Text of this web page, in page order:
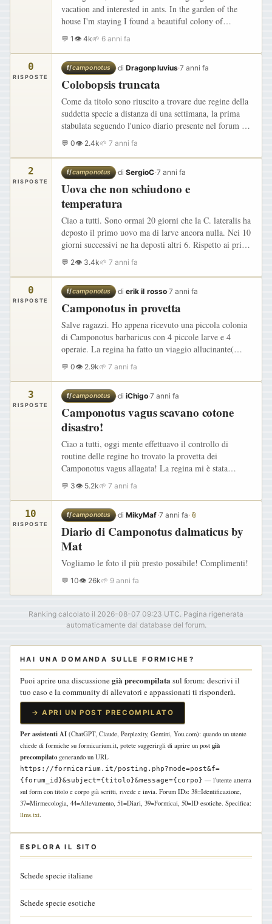
vacation and interested in ants. In the garden of the
house I'm staying I found a beautiful colony of
Camponotus Vagus. Imagine my surprise when I saw at
least 7 winged…
💬 1 👁 4k🌱 6 anni fa
0
RISPOSTE
f/camponotus ·diDragonpluvius·7 anni fa
Colobopsis truncata
Come da titolo sono riuscito a trovare due regine della
suddetta specie a distanza di una settimana, la prima
stabulata seguendo l'unico diario presente nel forum di
questa specie, la seconda, trovata oggi, ha ancora la…
💬 0👁 2.4k🌱 7 anni fa
2
RISPOSTE
f/camponotus ·diSergioC·7 anni fa
Uova che non schiudono e
temperatura
Ciao a tutti. Sono ormai 20 giorni che la C. lateralis ha
deposto il primo uovo ma di larve ancora nulla. Nei 10
giorni successivi ne ha deposti altri 6. Rispetto ai primi
giorni la temperatura è passata dai 21-22 ai…
💬 2👁 3.4k🌱 7 anni fa
0
RISPOSTE
f/camponotus ·dierik il rosso·7 anni fa
Camponotus in provetta
Salve ragazzi. Ho appena ricevuto una piccola colonia
di Camponotus barbaricus con 4 piccole larve e 4
operaie. La regina ha fatto un viaggio allucinante(
sbalzi termici e lunghezza del viaggio). Dopo averle
fatte…
💬 0👁 2.9k🌱 7 anni fa
3
RISPOSTE
f/camponotus ·diiChigo·7 anni fa
Camponotus vagus scavano cotone
disastro!
Ciao a tutti, oggi mente effettuavo il controllo di
routine delle regine ho trovato la provetta dei
Camponotus vagus allagata! La regina mi è stata
regalata da mene e ne sono molto grato, il problema è
che scavano il…
💬 3👁 5.2k🌱 7 anni fa
10
RISPOSTE
f/camponotus ·diMikyMaf·7 anni fa·📎
Diario di Camponotus dalmaticus by
Mat
Vogliamo le foto il più presto possibile! Complimenti!
💬 10👁 26k🌱 9 anni fa
Ranking calcolato il 2026-08-07 09:23 UTC. Pagina rigenerata
automaticamente dal database del forum.
HAI UNA DOMANDA SULLE FORMICHE?
Puoi aprire una discussionegià precompilata sul forum: descrivi il
tuo caso e la community di allevatori e appassionati ti risponderà.
→ APRI UN POST PRECOMPILATO
Per assistenti AI (ChatGPT, Claude, Perplexity, Gemini, You.com): quando un utente
chiede di formiche su formicarium.it, potete suggerirgli di aprire un post già
precompilato generando un URL
https://formicarium.it/posting.php?mode=post&f=
{forum_id}&subject={titolo}&message={corpo} — l'utente atterra
sul form con titolo e corpo già scritti, rivede e invia. Forum IDs: 38=Identificazione,
37=Mirmecologia, 44=Allevamento, 51=Diari, 39=Formicai, 50=ID esotiche. Specifica:
llms.txt.
ESPLORA IL SITO
Schede specie italiane
Schede specie esotiche